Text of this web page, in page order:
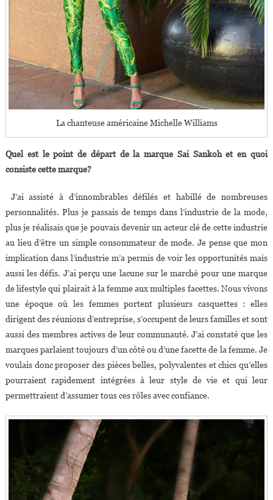
La chanteuse américaine Michelle Williams
Quel est le point de départ de la marque Sai Sankoh et en quoi
consiste cette marque?
J’ai assisté à d’innombrables défilés et habillé de nombreuses
personnalités. Plus je passais de temps dans l’industrie de la mode,
plus je réalisais que je pouvais devenir un acteur clé de cette industrie
au lieu d’être un simple consommateur de mode. Je pense que mon
implication dans l’industrie m’a permis de voir les opportunités mais
aussi les défis. J’ai perçu une lacune sur le marché pour une marque
de lifestyle qui plairait à la femme aux multiples facettes. Nous vivons
une époque où les femmes portent plusieurs casquettes : elles
dirigent des réunions d’entreprise, s’occupent de leurs familles et sont
aussi des membres actives de leur communauté. J’ai constaté que les
marques parlaient toujours d’un côté ou d’une facette de la femme. Je
voulais donc proposer des pièces belles, polyvalentes et chics qu’elles
pourraient rapidement intégrées à leur style de vie et qui leur
permettraient d’assumer tous ces rôles avec confiance.